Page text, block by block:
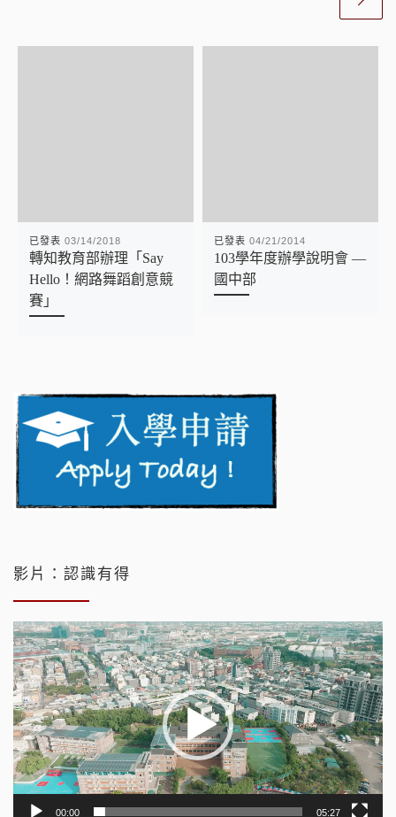
已發表 03/14/2018
轉知教育部辦理「Say
Hello！網路舞蹈創意競
賽」
已發表 04/21/2014
103學年度辦學說明會 —
國中部
影片：認識有得
視
訊
播
放
器
00:00 05:27